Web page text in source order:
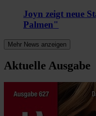
Joyn zeigt neue
Palmen"
Mehr News anzeigen
Aktuelle Ausgabe